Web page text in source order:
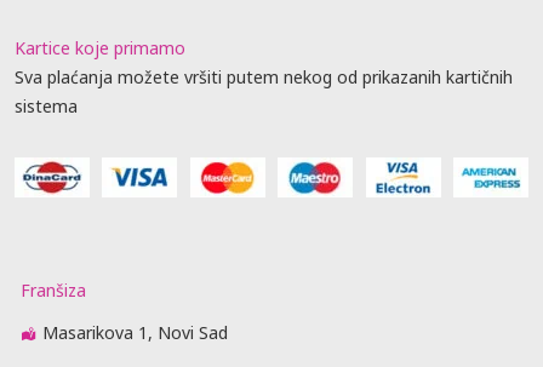
Kartice koje primamo
Sva plaćanja možete vršiti putem nekog od prikazanih kartičnih
sistema
Franšiza
Masarikova 1, Novi Sad